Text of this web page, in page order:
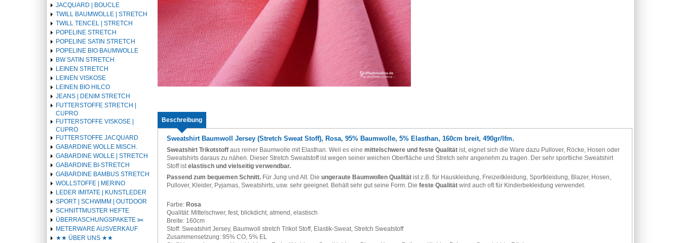
JACQUARD | BOUCLE
TWILL BAUMWOLLE | STRETCH
TWILL TENCEL | STRETCH
POPELINE STRETCH
POPELINE SATIN STRETCH
POPELINE BIO BAUMWOLLE
BW SATIN STRETCH
LEINEN STRETCH
LEINEN VISKOSE
LEINEN BIO HILCO
JEANS | DENIM STRETCH
FUTTERSTOFFE STRETCH |
CUPRO
FUTTERSTOFFE VISKOSE |
CUPRO
FUTTERSTOFFE JACQUARD
GABARDINE WOLLE MISCH.
GABARDINE WOLLE | STRETCH
GABARDINE BI-STRETCH
GABARDINE BAMBUS STRETCH
WOLLSTOFFE | MERINO
LEDER IMITATE | KUNSTLEDER
SPORT | SCHWIMM | OUTDOOR
SCHNITTMUSTER HEFTE
ÜBERRASCHUNGSPAKETE ✂️️
METERWARE AUSVERKAUF
★★ ÜBER UNS ★★
Beschreibung
Sweatshirt Baumwoll Jersey (Stretch Sweat Stoff), Rosa, 95% Baumwolle, 5% Elasthan, 160cm breit, 490gr/lfm.
Sweatshirt Trikotstoff aus reiner Baumwolle mit Elasthan. Weil es eine mittelschwere und feste Qualitätist, eignet sich die Ware dazu Pullover, Röcke, Hosen oder
Sweatshirts daraus zu nähen. Dieser Stretch Sweatstoff ist wegen seiner weichen Oberfläche und Stretch sehr angenehm zu tragen. Der sehr sportliche Sweatshirt
Stoff ist elastisch und vielseitig verwendbar.
Passend zum bequemen Schnitt.Für Jung und Alt. Die ungeraute Baumwollen Qualitätist z.B. für Hauskleidung, Freizeitkleidung, Sportkleidung, Blazer, Hosen,
Pullover, Kleider, Pyjamas, Sweatshirts, usw. sehr geeignet. Behält sehr gut seine Form. Die feste Qualitätwird auch oft für Kinderbekleidung verwendet.
Farbe: Rosa
Qualität: Mittelschwer, fest, blickdicht, atmend, elastisch
Breite: 160cm
Stoff: Sweatshirt Jersey, Baumwoll stretch Trikot Stoff, Elastik-Sweat, Stretch Sweatstoff
Zusammensetzung: 95% CO, 5% EL